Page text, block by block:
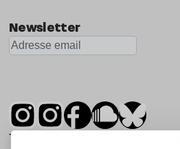
Newsletter
Tsugi est un mensuel